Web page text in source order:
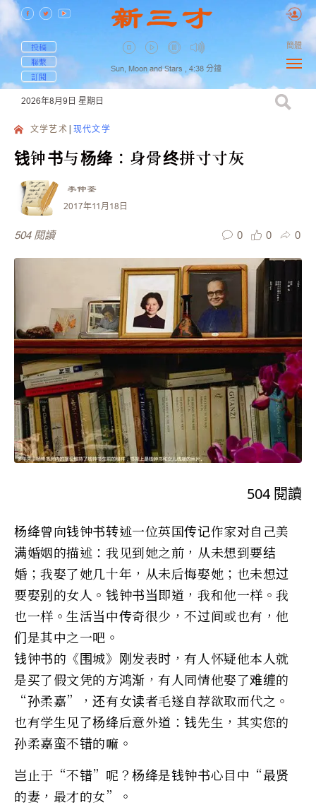
投稿
聯繫
訂閱
Sun, Moon and Stars , 4:38 分鐘
簡體
2026年8月9日 星期日
文学艺术 现代文学
钱钟书与杨绛：身骨终拼寸寸灰
李仲荃
2017年11月18日
504 閱讀 0 0 0
504 閱讀
杨绛曾向钱钟书转述一位英国传记作家对自己美
满婚姻的描述：我见到她之前，从未想到要结
婚；我娶了她几十年，从未后悔娶她；也未想过
要娶别的女人。钱钟书当即道，我和他一样。我
也一样。生活当中传奇很少，不过间或也有，他
们是其中之一吧。
钱钟书的《围城》刚发表时，有人怀疑他本人就
是买了假文凭的方鸿渐，有人同情他娶了难缠的
“孙柔嘉”，还有女读者毛遂自荐欲取而代之。
也有学生见了杨绛后意外道：钱先生，其实您的
孙柔嘉蛮不错的嘛。
岂止于“不错”呢？杨绛是钱钟书心目中“最贤
的妻，最才的女”。